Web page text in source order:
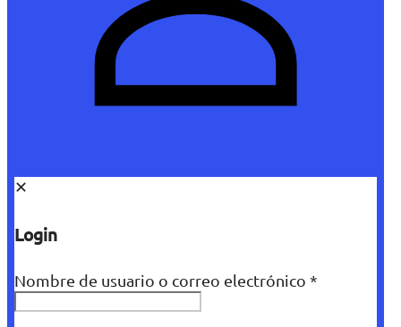
✕
Login
Nombre de usuario o correo electrónico *